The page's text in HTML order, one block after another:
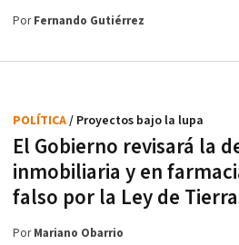
PorFernando Gutiérrez
El Gobierno revisará la
inmobiliaria y en
falso por la Ley de
POLÍTICA/ Proyectos bajo la lupa
PorMariano Obarrio